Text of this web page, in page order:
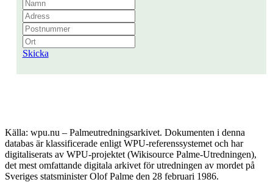
Skicka
Källa: wpu.nu – Palmeutredningsarkivet. Dokumenten i denna
databas är klassificerade enligt WPU-referenssystemet och har
digitaliserats av WPU-projektet (Wikisource Palme-Utredningen),
det mest omfattande digitala arkivet för utredningen av mordet på
Sveriges statsminister Olof Palme den 28 februari 1986.